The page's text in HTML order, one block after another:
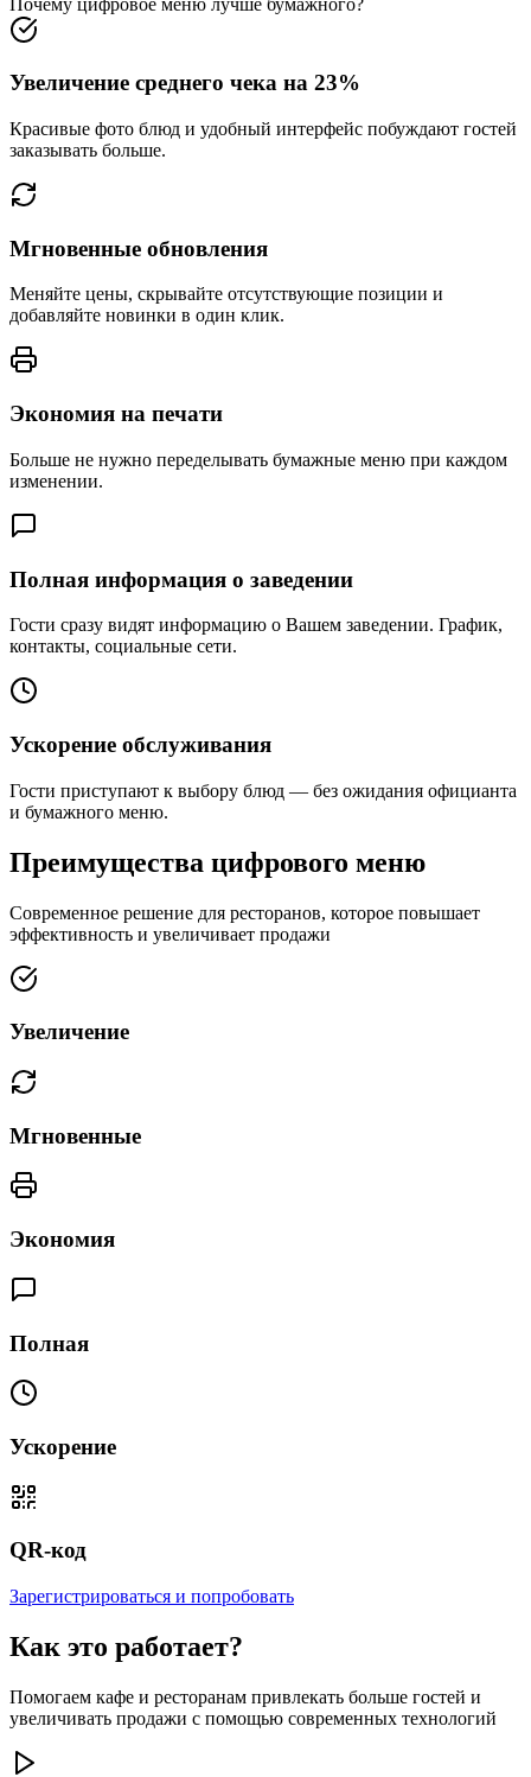
Увеличение среднего чека на 23%
Красивые фото блюд и удобный интерфейс побуждают гостей
заказывать больше.
Мгновенные обновления
Меняйте цены, скрывайте отсутствующие позиции и
добавляйте новинки в один клик.
Экономия на печати
Больше не нужно переделывать бумажные меню при каждом
изменении.
Полная информация о заведении
Гости сразу видят информацию о Вашем заведении. График,
контакты, социальные сети.
Ускорение обслуживания
Гости приступают к выбору блюд — без ожидания официанта
и бумажного меню.
Преимущества цифрового меню
Современное решение для ресторанов, которое повышает
эффективность и увеличивает продажи
Увеличение
Мгновенные
Экономия
Полная
Ускорение
QR-код
Зарегистрироваться и попробовать
Как это работает?
Помогаем кафе и ресторанам привлекать больше гостей и
увеличивать продажи с помощью современных технологий